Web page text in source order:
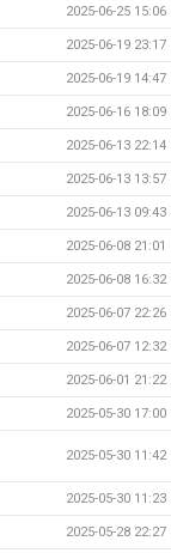
2025-06-25 15:06
2025-06-19 23:17
2025-06-19 14:47
2025-06-16 18:09
2025-06-13 22:14
2025-06-13 13:57
2025-06-13 09:43
2025-06-08 21:01
2025-06-08 16:32
2025-06-07 22:26
2025-06-07 12:32
2025-06-01 21:22
2025-05-30 17:00
2025-05-30 11:42
2025-05-30 11:23
2025-05-28 22:27